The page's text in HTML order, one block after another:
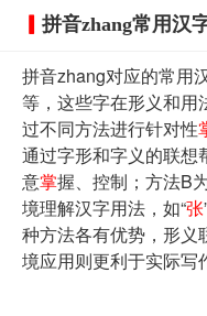
拼音zhang常用汉
拼音zhang对应的常用
等，这些字在形义和用
过不同方法进行针对性
通过字形和字义的联想
意掌握、控制；方法B
境理解汉字用法，如“张
种方法各有优势，形义
境应用则更利于实际写